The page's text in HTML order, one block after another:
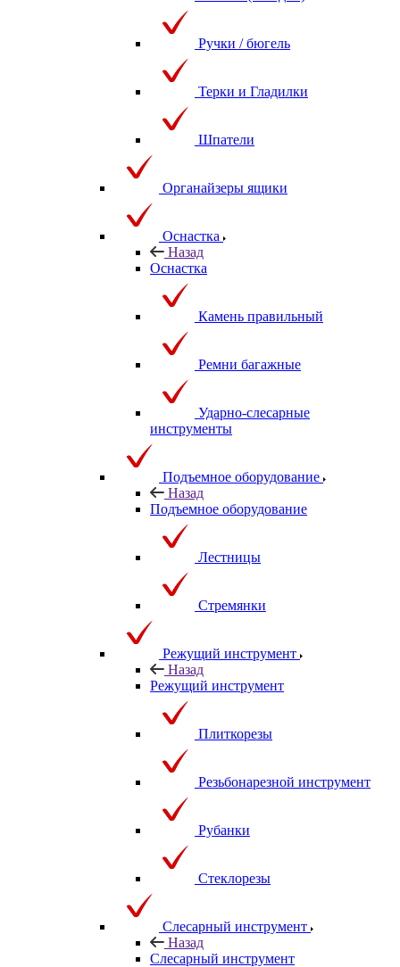
Ручки / бюгель
Терки и Гладилки
Шпатели
Органайзеры ящики
Оснастка
Назад
Оснастка
Камень правильный
Ремни багажные
Ударно-слесарные
инструменты
Подъемное оборудование
Назад
Подъемное оборудование
Лестницы
Стремянки
Режущий инструмент
Назад
Режущий инструмент
Плиткорезы
Резьбонарезной инструмент
Рубанки
Стеклорезы
Слесарный инструмент
Назад
Слесарный инструмент